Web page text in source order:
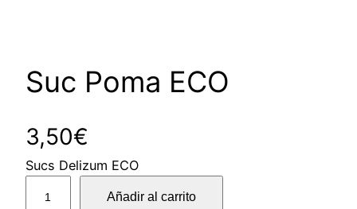
Suc Poma ECO
3,50€
Sucs Delizum ECO
Añadir al carrito